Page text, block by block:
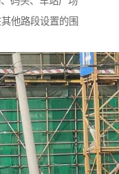
他路段设置的围